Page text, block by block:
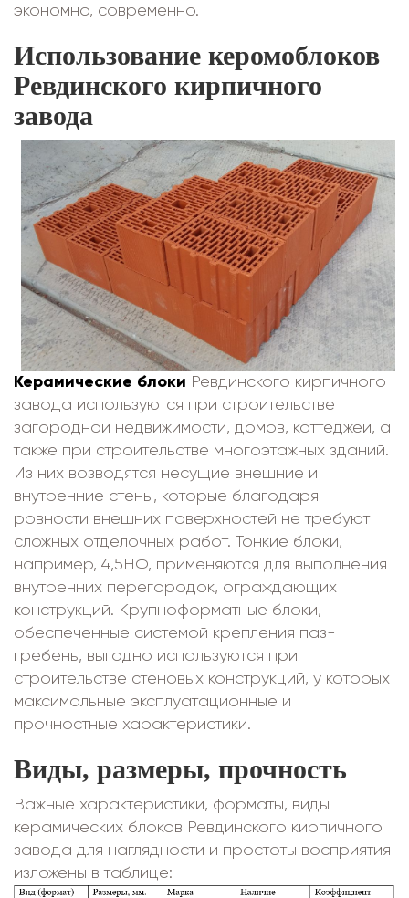
экономно, современно.
Использование керомоблоков
Ревдинского кирпичного
завода
Керамические блоки Ревдинского кирпичного
завода используются при строительстве
загородной недвижимости, домов, коттеджей, а
также при строительстве многоэтажных зданий.
Из них возводятся несущие внешние и
внутренние стены, которые благодаря
ровности внешних поверхностей не требуют
сложных отделочных работ. Тонкие блоки,
например, 4,5НФ, применяются для выполнения
внутренних перегородок, ограждающих
конструкций. Крупноформатные блоки,
обеспеченные системой крепления паз-
гребень, выгодно используются при
строительстве стеновых конструкций, у которых
максимальные эксплуатационные и
прочностные характеристики.
Виды, размеры, прочность
Важные характеристики, форматы, виды
керамических блоков Ревдинского кирпичного
завода для наглядности и простоты восприятия
изложены в таблице: